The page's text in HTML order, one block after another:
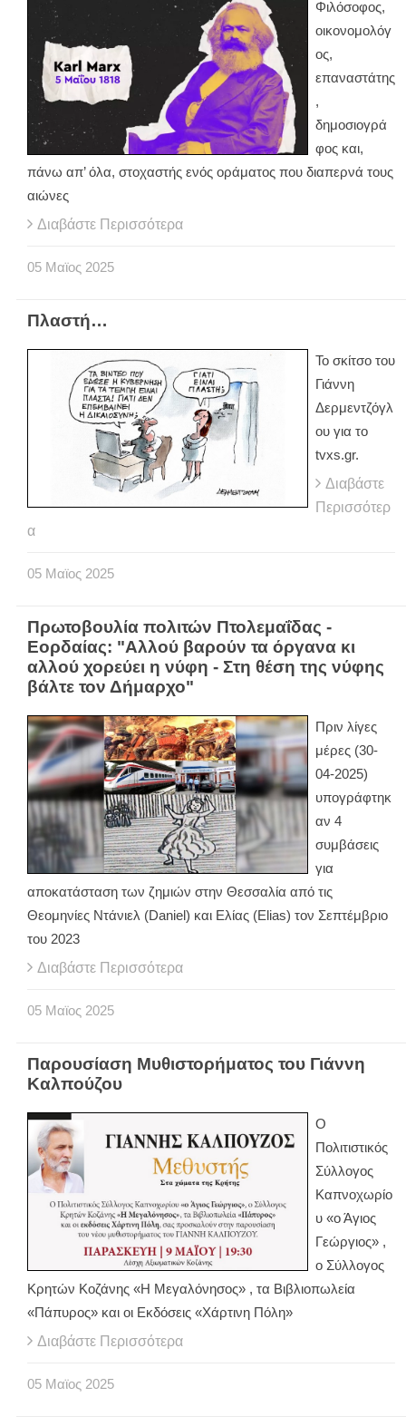
Φιλόσοφος,
οικονομολόγ
ος,
επαναστάτης
,
δημοσιογρά
φος και,
πάνω απ’ όλα, στοχαστής ενός οράματος που διαπερνά τους
αιώνες
Διαβάστε Περισσότερα
05 Μαϊος 2025
Πλαστή…
Το σκίτσο του
Γιάννη
Δερμεντζόγλ
ου για το
tvxs.gr.
Διαβάστε
Περισσότερ
α
05 Μαϊος 2025
Πρωτοβουλία πολιτών Πτολεμαΐδας -
Εορδαίας: "Αλλού βαρούν τα όργανα κι
αλλού χορεύει η νύφη - Στη θέση της νύφης
βάλτε τον Δήμαρχο"
Πριν λίγες
μέρες (30-
04-2025)
υπογράφτηκ
αν 4
συμβάσεις
για
αποκατάσταση των ζημιών στην Θεσσαλία από τις
Θεομηνίες Ντάνιελ (Daniel) και Ελίας (Elias) τον Σεπτέμβριο
του 2023
Διαβάστε Περισσότερα
05 Μαϊος 2025
Παρουσίαση Μυθιστορήματος του Γιάννη
Καλπούζου
Ο
Πολιτιστικός
Σύλλογος
Καπνοχωρίο
υ «ο Άγιος
Γεώργιος» ,
ο Σύλλογος
Κρητών Κοζάνης «Η Μεγαλόνησος» , τα Βιβλιοπωλεία
«Πάπυρος» και οι Εκδόσεις «Χάρτινη Πόλη»
Διαβάστε Περισσότερα
05 Μαϊος 2025